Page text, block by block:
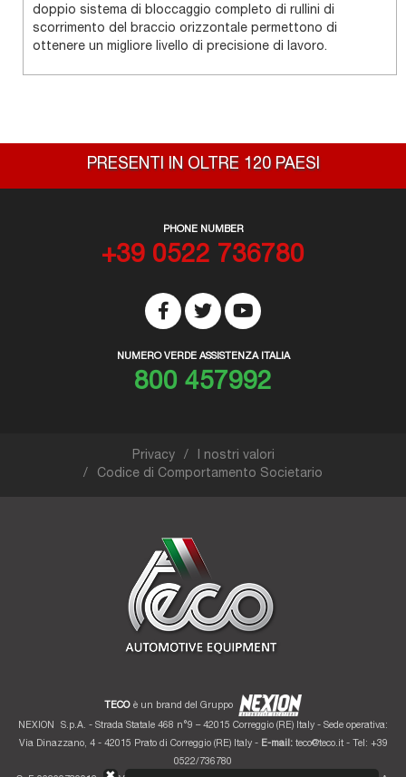
doppio sistema di bloccaggio completo di rullini di
scorrimento del braccio orizzontale permettono di
ottenere un migliore livello di precisione di lavoro.
PRESENTI IN OLTRE 120 PAESI
PHONE NUMBER
+39 0522 736780
NUMERO VERDE ASSISTENZA ITALIA
800 457992
Privacy
I nostri valori
Codice di Comportamento Societario
TECO è un brand del Gruppo
NEXION
S.p.A. - Strada Statale 468 n°9 – 42015 Correggio (RE) Italy - Sede operativa:
Via Dinazzano, 4 - 42015 Prato di Correggio (RE) Italy - E-mail: teco@teco.it- Tel: +39
0522/736780